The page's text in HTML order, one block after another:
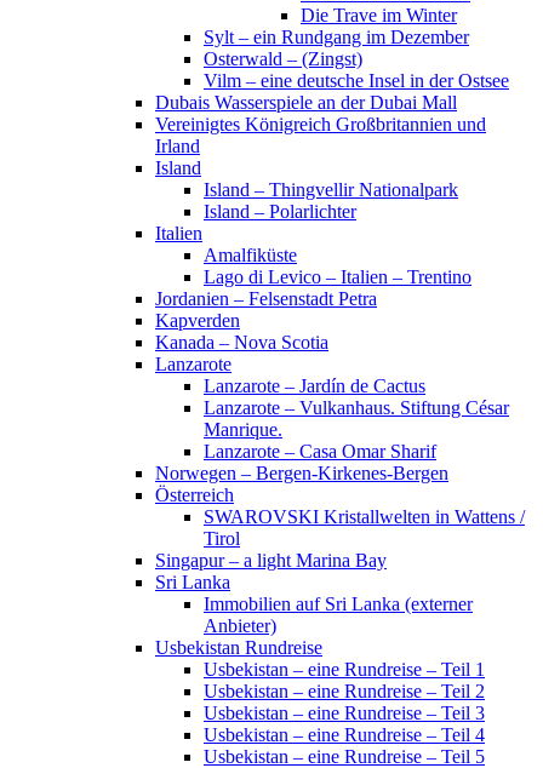
Die Trave im Winter
Sylt – ein Rundgang im Dezember
Osterwald – (Zingst)
Vilm – eine deutsche Insel in der Ostsee
Dubais Wasserspiele an der Dubai Mall
Vereinigtes Königreich Großbritannien und
Irland
Island
Island – Thingvellir Nationalpark
Island – Polarlichter
Italien
Amalfiküste
Lago di Levico – Italien – Trentino
Jordanien – Felsenstadt Petra
Kapverden
Kanada – Nova Scotia
Lanzarote
Lanzarote – Jardín de Cactus
Lanzarote – Vulkanhaus. Stiftung César
Manrique.
Lanzarote – Casa Omar Sharif
Norwegen – Bergen-Kirkenes-Bergen
Österreich
SWAROVSKI Kristallwelten in Wattens /
Tirol
Singapur – a light Marina Bay
Sri Lanka
Immobilien auf Sri Lanka (externer
Anbieter)
Usbekistan Rundreise
Usbekistan – eine Rundreise – Teil 1
Usbekistan – eine Rundreise – Teil 2
Usbekistan – eine Rundreise – Teil 3
Usbekistan – eine Rundreise – Teil 4
Usbekistan – eine Rundreise – Teil 5